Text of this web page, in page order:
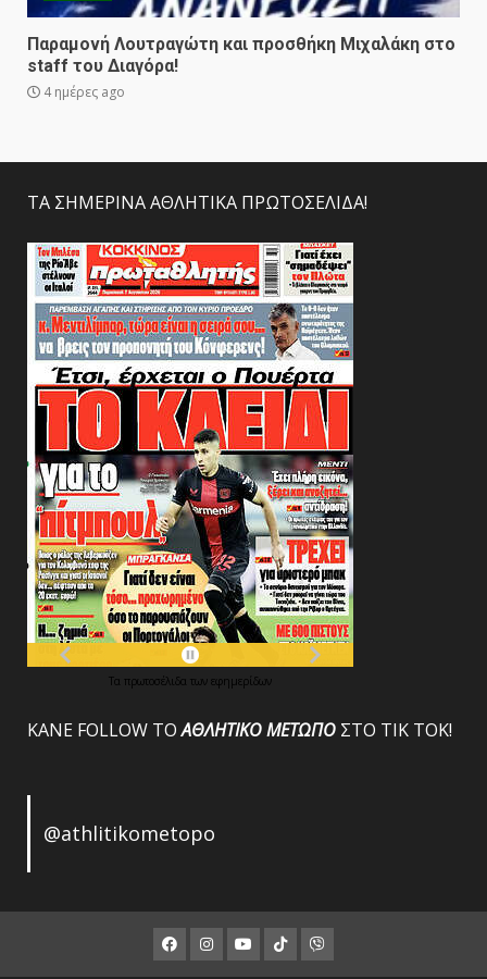
Παραμονή Λουτραγώτη και προσθήκη Μιχαλάκη στο
staff του Διαγόρα!
4 ημέρες ago
ΤΑ ΣΗΜΕΡΙΝΑ ΑΘΛΗΤΙΚΑ ΠΡΩΤΟΣΕΛΙΔΑ!
Τα πρωτοσέλιδα των εφημερίδων
ΚΑΝΕ FOLLOW ΤΟΑΘΛΗΤΙΚΟΜΕΤΩΠΟ ΣΤΟ ΤΙΚ ΤΟΚ!
@athlitikometopo
Facebook
Instagram
Youtube
ΤΙΚ
ΤΟΚ
Viber